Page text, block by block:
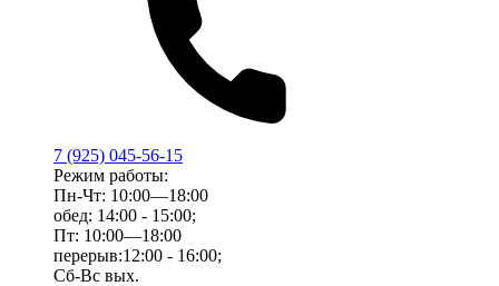
7 (925) 045-56-15
Режим работы:
Пн-Чт: 10:00—18:00
обед: 14:00 - 15:00;
Пт: 10:00—18:00
перерыв:12:00 - 16:00;
Сб-Вс вых.